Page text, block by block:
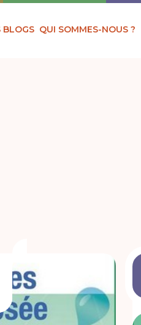
BLOGS QUI SOMMES-NOUS ?